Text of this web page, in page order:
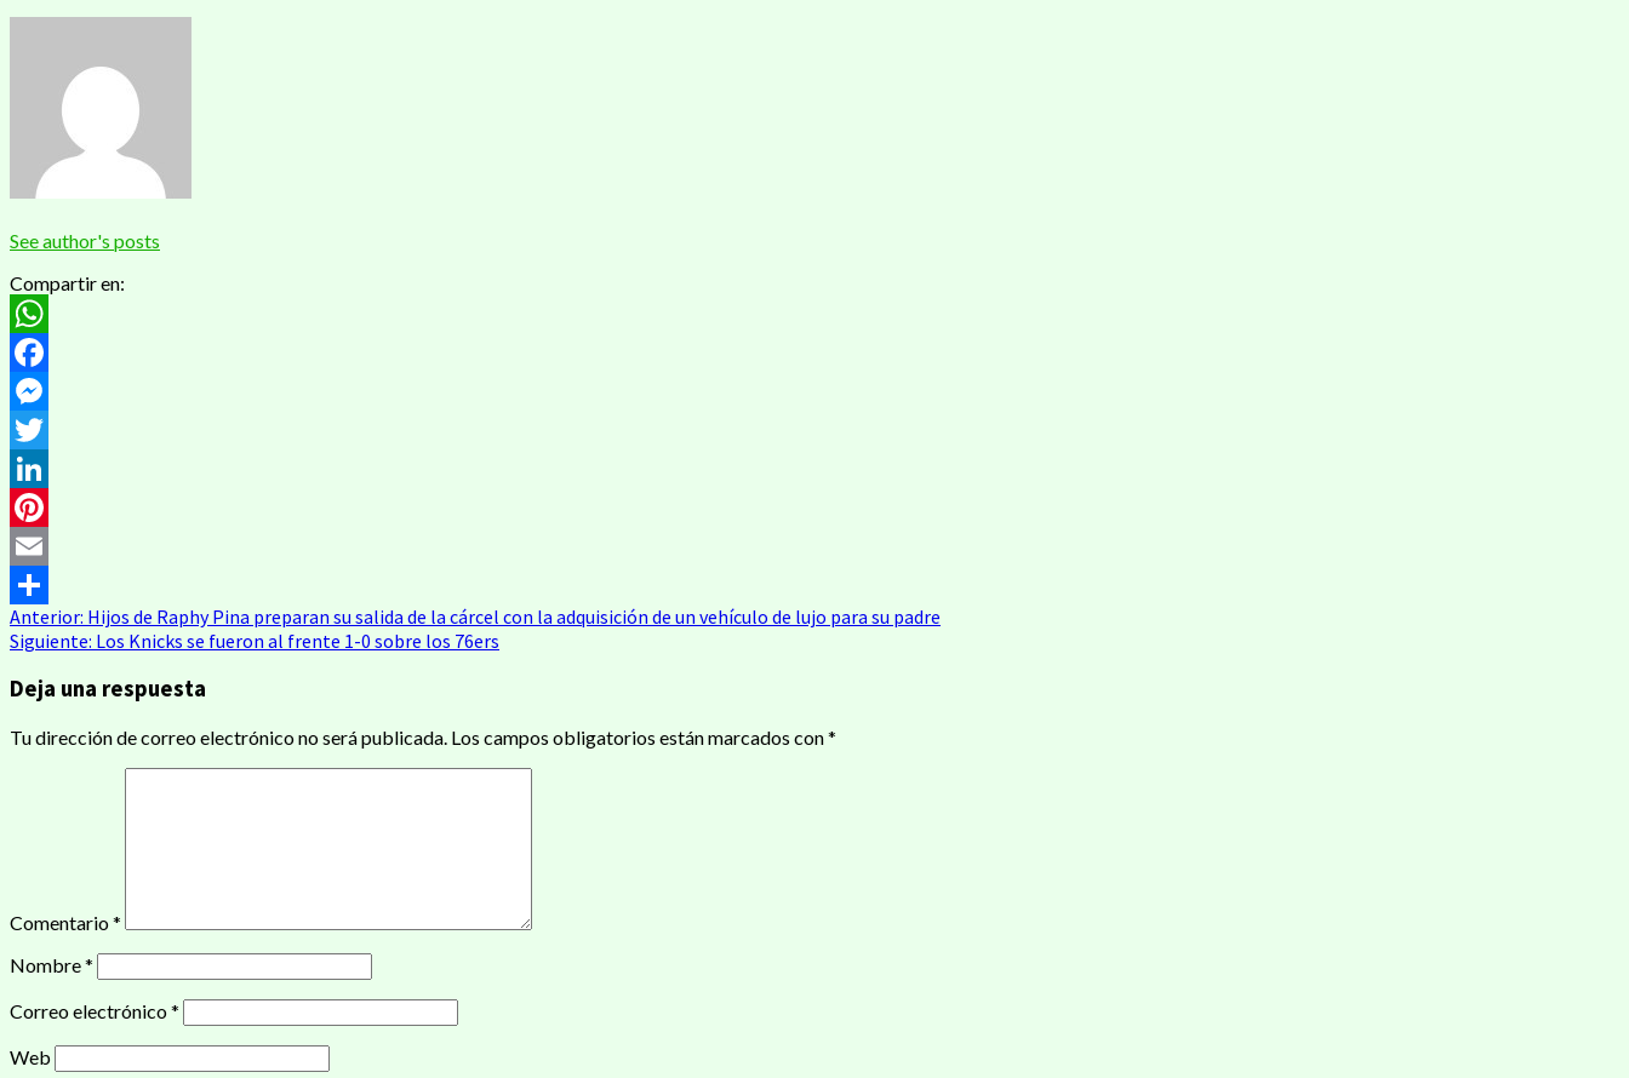
See author's posts
Compartir en:
WhatsApp
Facebook
Messenger
Twitter
LinkedIn
Pinterest
Email
Compartir
Navegación
de
entradas
Anterior: Hijos de Raphy Pina preparan su salida de la cárcel con la adquisición de un vehículo de lujo para su padre
Siguiente: Los Knicks se fueron al frente 1-0 sobre los 76ers
Deja una respuesta
Tu dirección de correo electrónico no será publicada. Los campos obligatorios están marcados con*
Comentario*
Nombre*
Correo electrónico*
Web